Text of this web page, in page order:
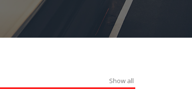
Show all